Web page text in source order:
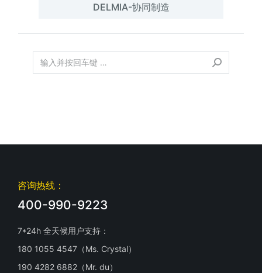
DELMIA-协同制造
咨询热线：
400-990-9223
7*24h 全天候用户支持：
180 1055 4547（Ms. Crystal）
190 4282 6882（Mr. du）